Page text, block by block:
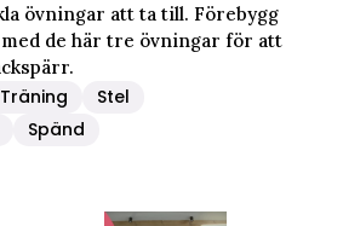
övningar att ta till. Förebygg
de här tre övningar för att
Träning
Stel
Spänd